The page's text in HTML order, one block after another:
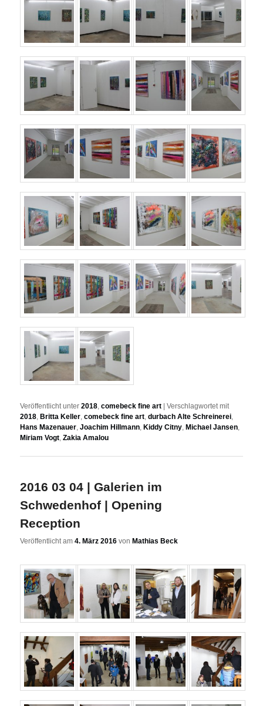
Veröffentlicht unter 2018,comebeck fine art |Verschlagwortet mit
2018, Britta Keller,comebeck fine art,durbach Alte Schreinerei,
Hans Mazenauer,Joachim Hillmann, Kiddy Citny, Michael Jansen,
Miriam Vogt,Zakia Amalou
2016 03 04 | Galerien im
Schwedenhof | Opening
Reception
Veröffentlicht am4. März 2016 von Mathias Beck